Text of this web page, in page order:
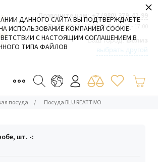
Позвоните нам: +7 (980) 379-42-99
Пн-Пт: 09:00 - 19:00 Сб-Вс: 10:00 - 17:00
Ваш город:Белиз
посуда / Посуда BLU REATTIVO
шт. -:
ДАННОГО САЙТА ВЫ ПОДТВЕРЖДАЕТЕ
ИСПОЛЬЗОВАНИЕ КОМПАНИЕЙ COOKIE-
С НАСТОЯЩИМ СОГЛАШЕНИЕМ В
ТИПА ФАЙЛОВ
×